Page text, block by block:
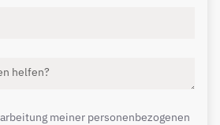
meiner personenbezogenen